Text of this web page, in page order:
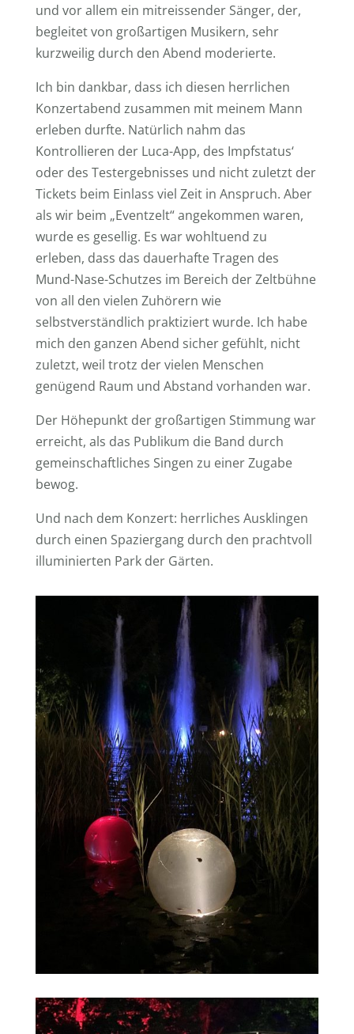
und vor allem ein mitreissender Sänger, der,
begleitet von großartigen Musikern, sehr
kurzweilig durch den Abend moderierte.
Ich bin dankbar, dass ich diesen herrlichen
Konzertabend zusammen mit meinem Mann
erleben durfte. Natürlich nahm das
Kontrollieren der Luca-App, des Impfstatus‘
oder des Testergebnisses und nicht zuletzt der
Tickets beim Einlass viel Zeit in Anspruch. Aber
als wir beim „Eventzelt“ angekommen waren,
wurde es gesellig. Es war wohltuend zu
erleben, dass das dauerhafte Tragen des
Mund-Nase-Schutzes im Bereich der Zeltbühne
von all den vielen Zuhörern wie
selbstverständlich praktiziert wurde. Ich habe
mich den ganzen Abend sicher gefühlt, nicht
zuletzt, weil trotz der vielen Menschen
genügend Raum und Abstand vorhanden war.
Der Höhepunkt der großartigen Stimmung war
erreicht, als das Publikum die Band durch
gemeinschaftliches Singen zu einer Zugabe
bewog.
Und nach dem Konzert: herrliches Ausklingen
durch einen Spaziergang durch den prachtvoll
illuminierten Park der Gärten.